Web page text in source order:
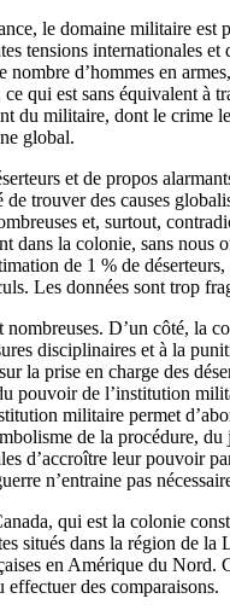
le domaine militaire est
tensions internationales
d’hommes en
qui est sans équivalent à
du militaire, dont le crime
global.
et de propos
trouver des causes
et, surtout,
dans la colonie, sans
de 1 % de
Les données sont trop
nombreuses. D’un côté, la
disciplinaires et à la
la prise en charge des
pouvoir de l’institution
militaire permet
de la procédure,
d’accroître leur pouvoir
n’entraine pas
qui est la colonie
situés dans la région de
en Amérique du
des comparaisons.